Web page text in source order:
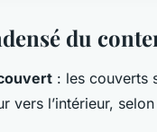
du
: les couverts
vers l’intérieur, selon